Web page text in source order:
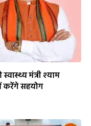
मंत्री श्याम
करेंगे सहयोग